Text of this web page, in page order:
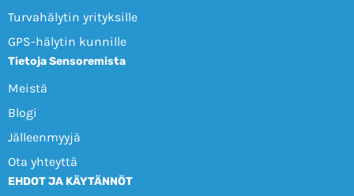
Turvahälytin yrityksille
GPS-hälytin kunnille
Tietoja Sensoremista
Meistä
Blogi
Jälleenmyyjä
Ota yhteyttä
EHDOT JA KÄYTÄNNÖT